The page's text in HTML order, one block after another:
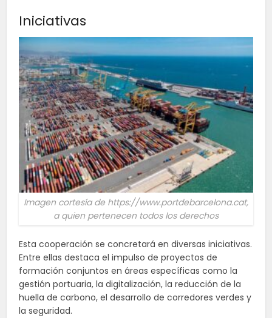
Iniciativas
Imagen cortesía de https://www.portdebarcelona.cat,
a quien pertenecen todos los derechos
Esta cooperación se concretará en diversas iniciativas.
Entre ellas destaca el impulso de proyectos de
formación conjuntos en áreas específicas como la
gestión portuaria, la digitalización, la reducción de la
huella de carbono, el desarrollo de corredores verdes y
la seguridad.